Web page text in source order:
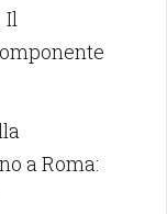
Il
a Roma: